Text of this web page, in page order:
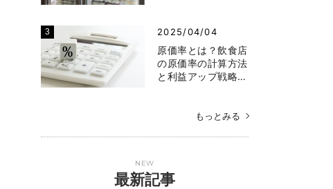
2025/04/04
原価率とは？飲食店
の原価率の計算方法
と利益アップ戦略…
もっとみる
NEW
最新記事